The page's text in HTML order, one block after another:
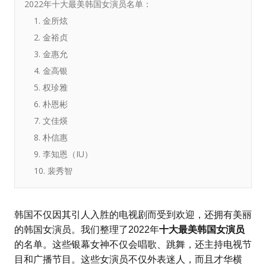
2022年十大最美韩国女演员名单：
1. 金所炫
2. 金裕贞
3. 金惠允
4. 金高银
5. 权珍雅
6. 朴恩彬
7. 文佳煐
8. 朴信惠
9. 李知恩（IU）
10. 裴秀智
韩国不仅因其引人入胜的电视剧而受到欢迎，还拥有美丽
的韩国女演员。我们整理了2022年十大最美韩国女演员
的名单。这些银幕女神不仅会唱歌、跳舞，还主持电视节
目和广播节目。这些女演员不仅外表迷人，而且才华横